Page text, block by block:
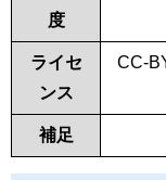
度
ライセ
ンス
CC-
補足